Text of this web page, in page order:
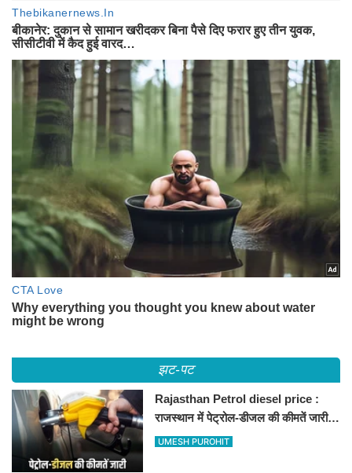
झट-पट
Rajasthan Petrol diesel price :
राजस्थान में पेट्रोल-डीजल की कीमतें जारी,
जानिए बीकानेर समेत पुरे प्रदेश में नए रेट
UMESH PUROHIT